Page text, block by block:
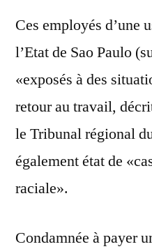
Ces employés d’une
l’Etat de Sao Paulo
«exposés à des
retour au travail,
le Tribunal régional
également état de
raciale».
Condamnée à payer